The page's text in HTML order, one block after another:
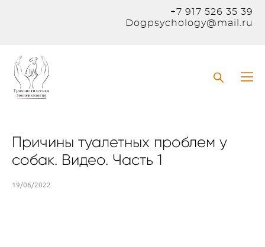
+7 917 526 35 39
Dogpsychology@mail.ru
19/06/2022
Причины туалетных проблем у
собак. Видео. Часть 1